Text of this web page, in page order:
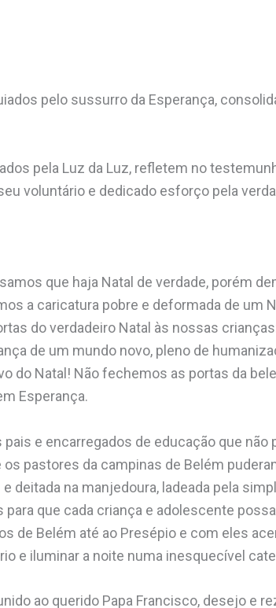
pelo sussurro da Esperança,
pela Luz da Luz, refletem no
voluntário e dedicado esforço pela
que haja Natal de verdade, porém
a caricatura pobre e deformada de um
do verdadeiro Natal às nossas
de um mundo novo, pleno de
do Natal! Não fechemos as portas da
Esperança.
e encarregados de educação que não
pastores da campinas de Belém
deitada na manjedoura, ladeada pela
para que cada criança e adolescente
de Belém até ao Presépio e com eles
e iluminar a noite numa inesquecível
ao querido Papa Francisco, desejo e